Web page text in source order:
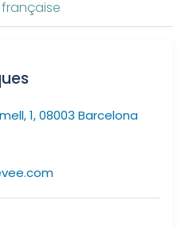
1, 08003 Barcelona